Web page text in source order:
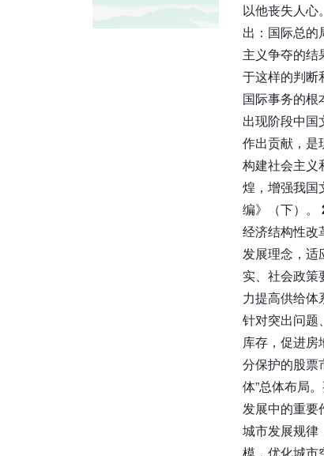
以他丧失人心
出：国际总的
主义争夺的结
于这样的判断
国际事务的根
出现阶段中国
作出贡献，是
构建社会主义
煌，增强我国
编》（下）。
经济结构性改
发展理念，适
实、社会政策
力提高供给体
针对突出问题
库存，促进
分保护的股票
体”总体布局
发展中的重要
城市发展规律